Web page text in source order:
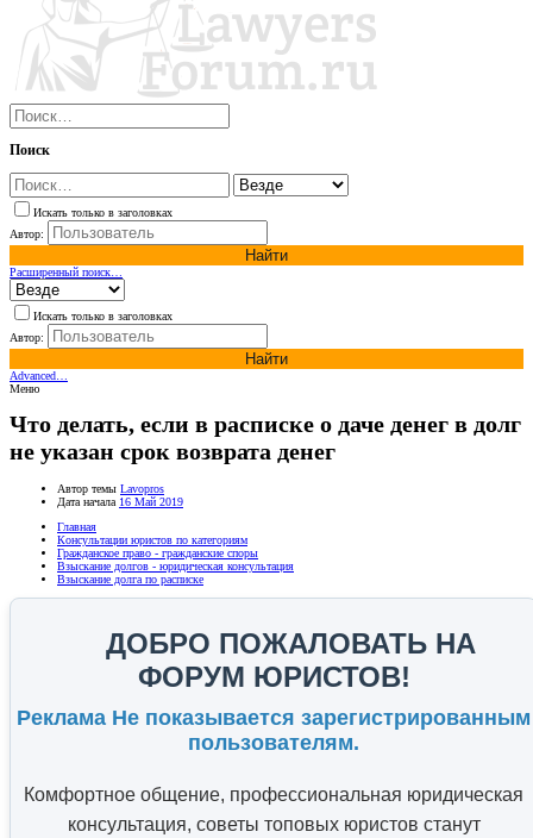
Поиск
Искать только в заголовках
Автор:
Найти
Расширенный поиск…
Искать только в заголовках
Автор:
Найти
Advanced…
Меню
Что делать, если в расписке о даче денег в долг
не указан срок возврата денег
Автор темы Lavopros
Дата начала 16 Май 2019
Главная
Консультации юристов по категориям
Гражданское право - гражданские споры
Взыскание долгов - юридическая консультация
Взыскание долга по расписке
ДОБРО ПОЖАЛОВАТЬ НА
ФОРУМ ЮРИСТОВ!
Реклама Не показывается зарегистрированным
пользователям.
Комфортное общение, профессиональная юридическая
консультация, советы топовых юристов станут